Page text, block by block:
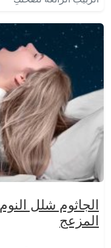
الجاثوم شلل
المزعج